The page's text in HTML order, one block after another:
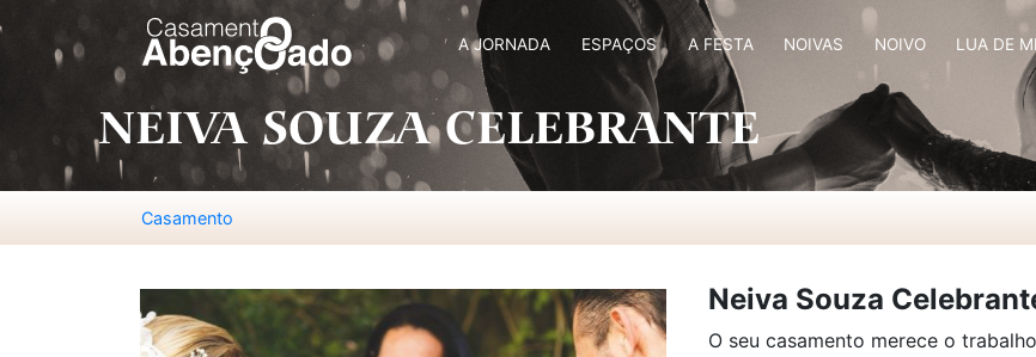
A JORNADA ESPAÇOS A FESTA NOIVAS NOIVO LUA DE
NEIVA SOUZA CELEBRANTE
Casamento
Neiva Souza
O seu casamento merece o